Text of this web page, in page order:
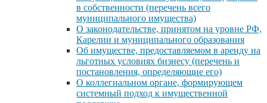
в собственности (перечень всего
муниципального имущества)
О законодательстве, принятом на уровне РФ,
Карелии и муниципального образования
Об имуществе, предоставляемом в аренду на
льготных условиях бизнесу (перечень и
постановления, определяющие его)
О коллегиальном органе, формирующем
системный подход к имущественной